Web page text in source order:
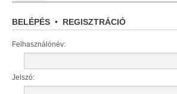
BELÉPÉS • REGISZTRÁCIÓ
Felhasználónév:
Jelszó: